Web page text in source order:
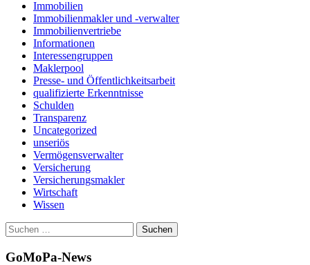
Immobilien
Immobilienmakler und -verwalter
Immobilienvertriebe
Informationen
Interessengruppen
Maklerpool
Presse- und Öffentlichkeitsarbeit
qualifizierte Erkenntnisse
Schulden
Transparenz
Uncategorized
unseriös
Vermögensverwalter
Versicherung
Versicherungsmakler
Wirtschaft
Wissen
Suchen
nach:
GoMoPa-News